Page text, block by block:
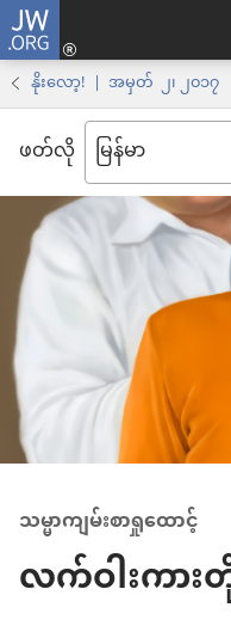
JW.ORG
နိုးလော့! | အမှတ် ၂၊ ၂၀၁၇
ဖတ်လို
သမ္မာကျမ်းစာရှုထောင့်
လက်ဝါးကား